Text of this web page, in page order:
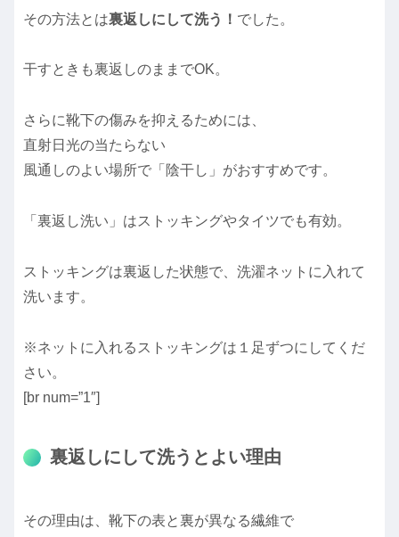
その方法とは裏返しにして洗う！ でした。
干すときも裏返しのままでOK。
さらに靴下の傷みを抑えるためには、
直射日光の当たらない
風通しのよい場所で「陰干し」がおすすめです。
「裏返し洗い」はストッキングやタイツでも有効。
ストッキングは裏返した状態で、洗濯ネットに入れて
洗います。
※ネットに入れるストッキングは１足ずつにしてくだ
さい。
[br num=”1″]
裏返しにして洗うとよい理由
その理由は、靴下の表と裏が異なる繊維で